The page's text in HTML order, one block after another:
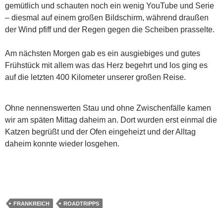
gemütlich und schauten noch ein wenig YouTube und Serie
– diesmal auf einem großen Bildschirm, während draußen
der Wind pfiff und der Regen gegen die Scheiben prasselte.
Am nächsten Morgen gab es ein ausgiebiges und gutes
Frühstück mit allem was das Herz begehrt und los ging es
auf die letzten 400 Kilometer unserer großen Reise.
Ohne nennenswerten Stau und ohne Zwischenfälle kamen
wir am späten Mittag daheim an. Dort wurden erst einmal die
Katzen begrüßt und der Ofen eingeheizt und der Alltag
daheim konnte wieder losgehen.
FRANKREICH ROADTRIPPS